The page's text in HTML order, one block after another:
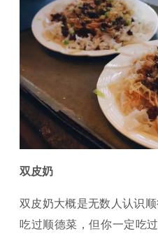
双皮奶
双皮奶大概是无数人认识
吃过顺德菜，但你一定吃